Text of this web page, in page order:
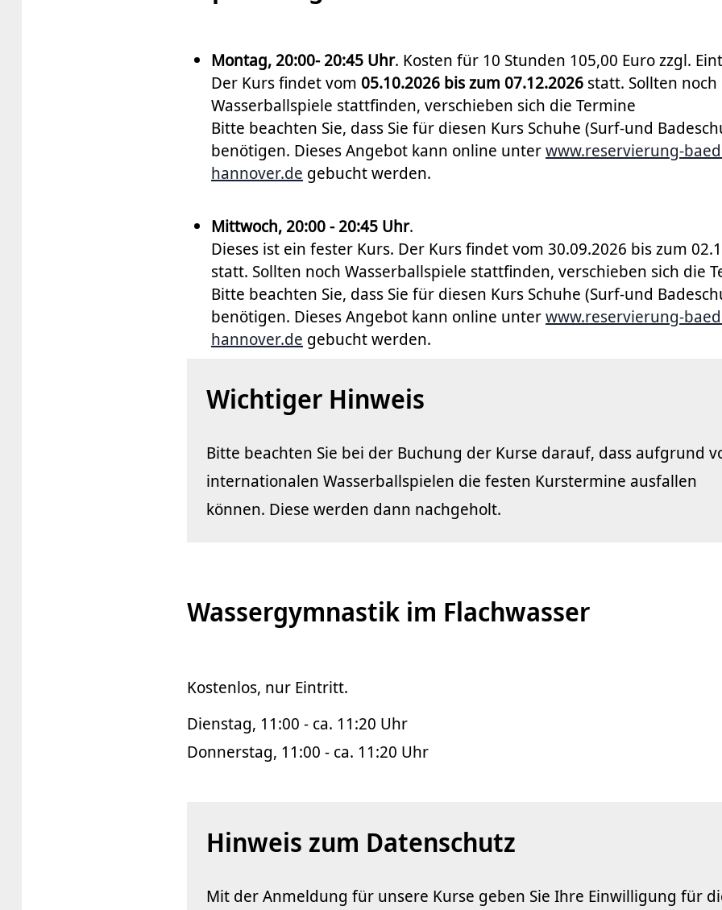
Montag, 20:00- 20:45 Uhr. Kosten für 10 Stunden 105,00 Euro zzgl.
Der Kurs findet vom 05.10.2026 bis zum 07.12.2026 statt. Sollten noch
Wasserballspiele stattfinden, verschieben sich die Termine
Bitte beachten Sie, dass Sie für diesen Kurs Schuhe (Surf-und
benötigen. Dieses Angebot kann online unterwww.reservierung-
hannover.de gebucht werden.
Mittwoch, 20:00 - 20:45 Uhr.
Dieses ist ein fester Kurs. Der Kurs findet vom 30.09.2026 bis zum
statt. Sollten noch Wasserballspiele stattfinden, verschieben sich die
Bitte beachten Sie, dass Sie für diesen Kurs Schuhe (Surf-und
benötigen. Dieses Angebot kann online unterwww.reservierung-
hannover.de gebucht werden.
Wichtiger Hinweis
Bitte beachten Sie bei der Buchung der Kurse darauf, dass aufgrund
internationalen Wasserballspielen die festen Kurstermine ausfallen
können. Diese werden dann nachgeholt.
Wassergymnastik im Flachwasser
Kostenlos, nur Eintritt.
Dienstag, 11:00 - ca. 11:20 Uhr
Donnerstag, 11:00 - ca. 11:20 Uhr
Hinweis zum Datenschutz
Mit der Anmeldung für unsere Kurse geben Sie Ihre Einwilligung für